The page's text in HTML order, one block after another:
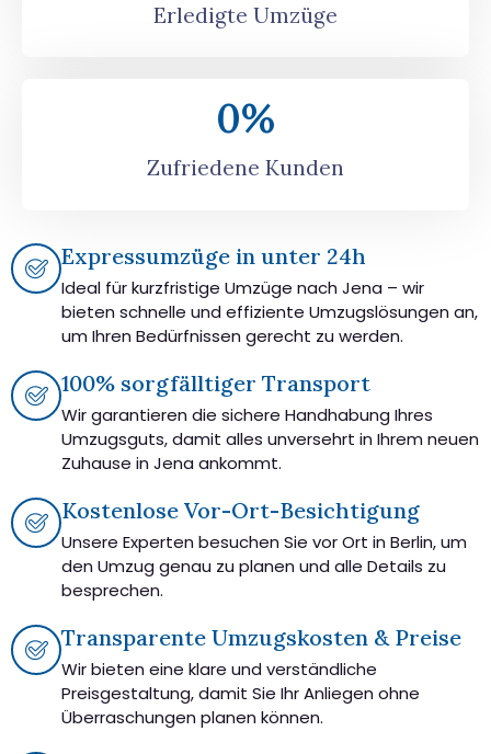
Erledigte Umzüge
Zufriedene Kunden
0%
Expressumzüge in unter 24h
Ideal für kurzfristige Umzüge nach Jena – wir
bieten schnelle und effiziente Umzugslösungen an,
um Ihren Bedürfnissen gerecht zu werden.
100% sorgfälltiger Transport
Wir garantieren die sichere Handhabung Ihres
Umzugsguts, damit alles unversehrt in Ihrem neuen
Zuhause in Jena ankommt.
Kostenlose Vor-Ort-Besichtigung
Unsere Experten besuchen Sie vor Ort in Berlin, um
den Umzug genau zu planen und alle Details zu
besprechen.
Transparente Umzugskosten & Preise
Wir bieten eine klare und verständliche
Preisgestaltung, damit Sie Ihr Anliegen ohne
Überraschungen planen können.